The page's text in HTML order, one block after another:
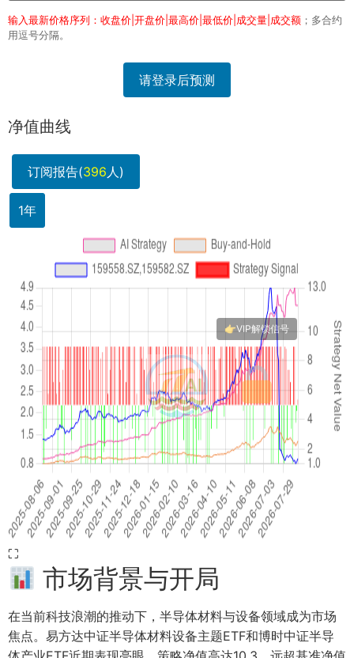
输入最新价格序列：收盘价|开盘价|最高价|最低价|成交量|成交额 ；多合约
用逗号分隔。
请登录后预测
净值曲线
订阅报告(396人)
1年
⛶
市场背景与开局
在当前科技浪潮的推动下，半导体材料与设备领域成为市场
焦点。易方达中证半导体材料设备主题ETF和博时中证半导